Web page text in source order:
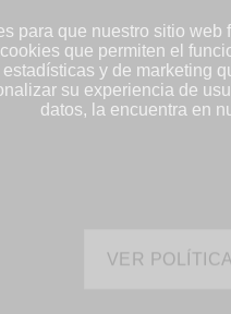
Eléctrico para
para que nuestro sitio
que permiten el
y de marketing
su experiencia de
datos, la encuentra en